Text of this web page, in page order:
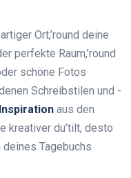
Ort,’round deine
perfekte Raum,’round
schöne Fotos
Schreibstilen und -
Inspiration aus den
kreativer du’tilt, desto
Tagebuchs